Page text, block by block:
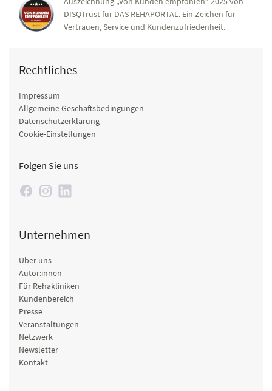
DISQTrust für DAS REHAPORTAL. Ein Zeichen für
Vertrauen, Service und Kundenzufriedenheit.
Rechtliches
Impressum
Allgemeine Geschäftsbedingungen
Datenschutzerklärung
Cookie-Einstellungen
Folgen Sie uns
Unternehmen
Über uns
Autor:innen
Für Rehakliniken
Kundenbereich
Presse
Veranstaltungen
Netzwerk
Newsletter
Kontakt